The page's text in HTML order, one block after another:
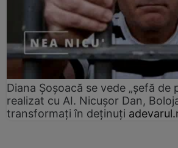
Diana Șoșoacă se vede „șefă de
realizat cu AI. Nicușor Dan,
transformați în deținuți